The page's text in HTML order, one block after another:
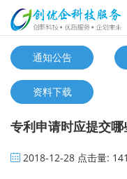
通知公告
资料下载
专利申请时应提交
2018-12-28 点击量: